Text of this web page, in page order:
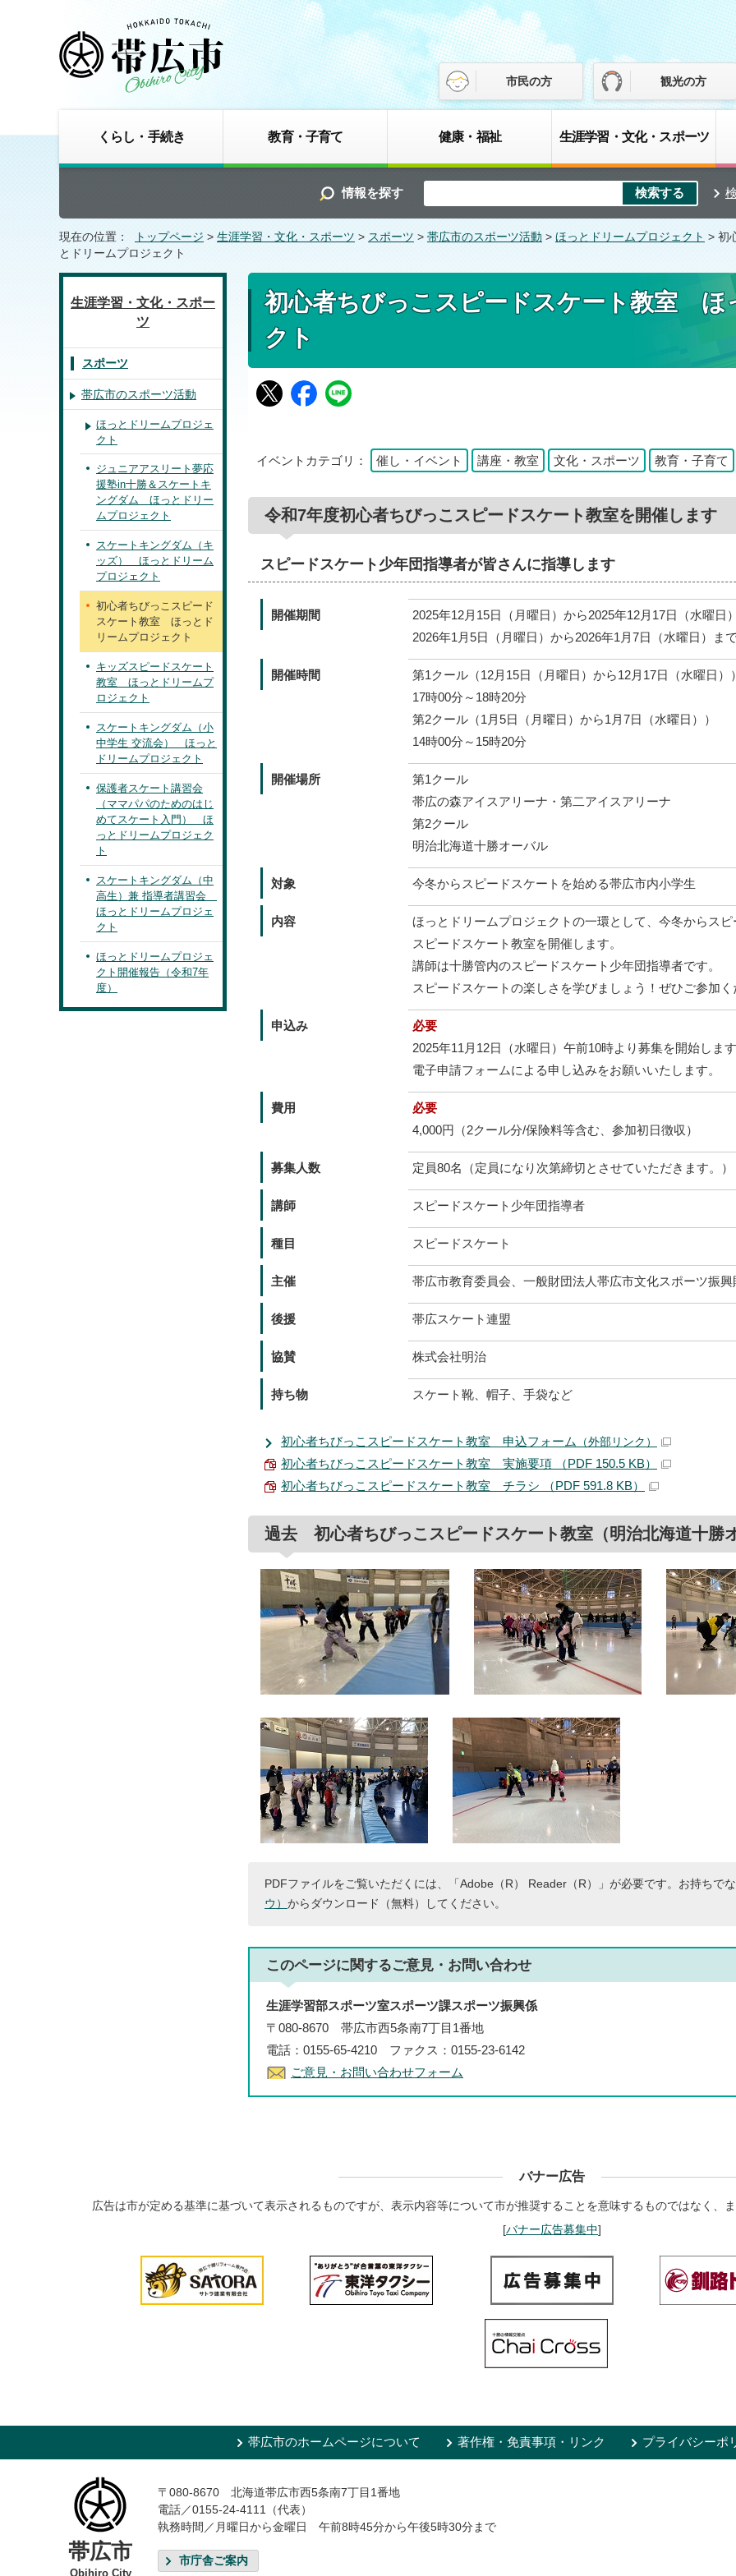
市民の方 観光の方
くらし・手続き 教育・子育て 健康・福祉 生涯学習・文化・スポーツ
情報を探す
現在の位置： トップページ > 生涯学習・文化・スポーツ > スポーツ > 帯広市のスポーツ活動 > ほっとドリームプロジェクト > 初
とドリームプロジェクト
初心者ちびっこスピードスケート教室 ほ
クト
イベントカテゴリ： 催し・イベント 講座・教室 文化・スポーツ 教育・子育て
令和7年度初心者ちびっこスピードスケート教室を開催します
スピードスケート少年団指導者が皆さんに指導します
開催期間
2025年12月15日（月曜日）から2025年12月17日（水曜日
2026年1月5日（月曜日）から2026年1月7日（水曜日）ま
開催時間
第1クール（12月15日（月曜日）から12月17日（水曜日）
17時00分～18時20分
第2クール（1月5日（月曜日）から1月7日（水曜日））
14時00分～15時20分
開催場所
第1クール
帯広の森アイスアリーナ・第二アイスアリーナ
第2クール
明治北海道十勝オーバル
対象 今冬からスピードスケートを始める帯広市内小学生
内容
ほっとドリームプロジェクトの一環として、今冬からス
スピードスケート教室を開催します。
講師は十勝管内のスピードスケート少年団指導者です。
スピードスケートの楽しさを学びましょう！ぜひご参加
申込み
必要
2025年11月12日（水曜日）午前10時より募集を開始しま
電子申請フォームによる申し込みをお願いいたします。
費用
必要
4,000円（2クール分/保険料等含む、参加初日徴収）
募集人数 定員80名（定員になり次第締切とさせていただきます。）
講師 スピードスケート少年団指導者
種目 スピードスケート
主催 帯広市教育委員会、一般財団法人帯広市文化スポーツ振興
後援 帯広スケート連盟
協賛 株式会社明治
持ち物 スケート靴、帽子、手袋など
初心者ちびっこスピードスケート教室 申込フォーム （外部リンク）
初心者ちびっこスピードスケート教室 実施要項 （PDF 150.5 KB）
初心者ちびっこスピードスケート教室 チラシ （PDF 591.8 KB）
過去 初心者ちびっこスピードスケート教室（明治北海道十勝
PDFファイルをご覧いただくには、「Adobe（R） Reader（R）」が必要です。お持ちで
ウ） からダウンロード（無料）してください。
このページに関するご意見・お問い合わせ
生涯学習部スポーツ室スポーツ課スポーツ振興係
〒080-8670 帯広市西5条南7丁目1番地
電話：0155-65-4210 ファクス：0155-23-6142
ご意見・お問い合わせフォーム
生涯学習・文化・スポー
ツ
スポーツ
帯広市のスポーツ活動
ほっとドリームプロジェ
クト
ジュニアアスリート夢応
援塾in十勝＆スケートキ
ングダム ほっとドリー
ムプロジェクト
スケートキングダム（キ
ッズ） ほっとドリーム
プロジェクト
初心者ちびっこスピード
スケート教室 ほっとド
リームプロジェクト
キッズスピードスケート
教室 ほっとドリームプ
ロジェクト
スケートキングダム（小
中学生 交流会） ほっと
ドリームプロジェクト
保護者スケート講習会
（ママパパのためのはじ
めてスケート入門） ほ
っとドリームプロジェク
ト
スケートキングダム（中
高生）兼 指導者講習会
ほっとドリームプロジェ
クト
ほっとドリームプロジェ
クト開催報告（令和7年
度）
バナー広告
広告は市が定める基準に基づいて表示されるものですが、表示内容等について市が推奨することを意味するものではなく、
[バナー広告募集中]
帯広市のホームページについて 著作権・免責事項・リンク プライバシーポ
帯広市
Obihiro City
〒080-8670 北海道帯広市西5条南7丁目1番地
電話／0155-24-4111（代表）
執務時間／月曜日から金曜日 午前8時45分から午後5時30分まで
市庁舎ご案内